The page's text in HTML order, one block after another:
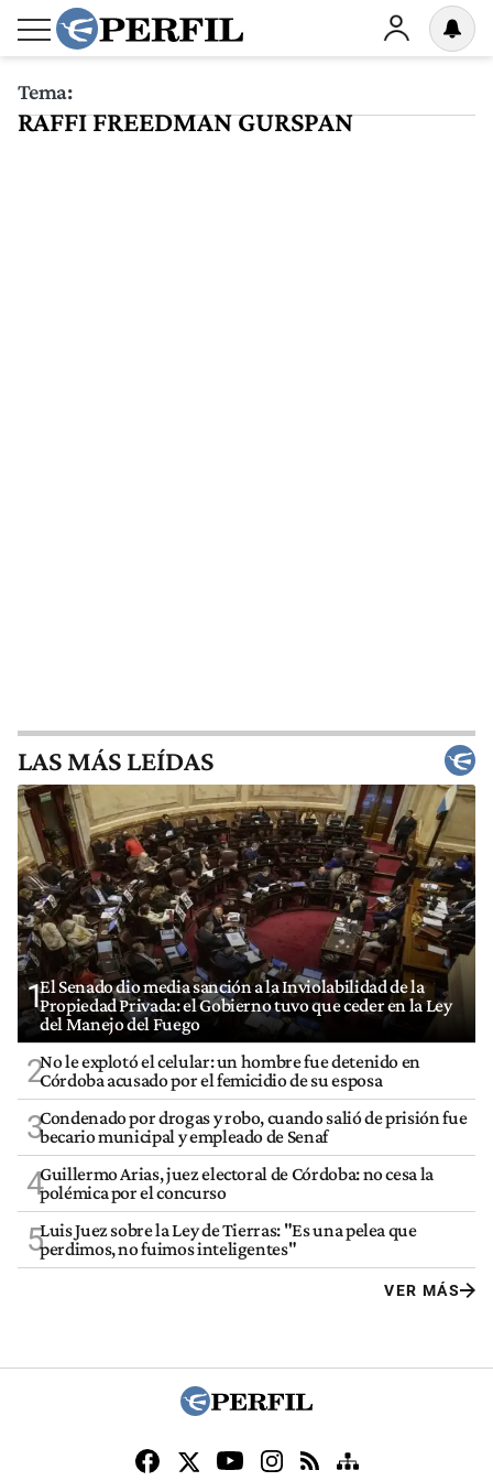
Tema:
RAFFI FREEDMAN GURSPAN
LAS MÁS LEÍDAS
1El Senado dio media sanción a la Inviolabilidad de la
Propiedad Privada: el Gobierno tuvo que ceder en la Ley
del Manejo del Fuego
2No le explotó el celular: un hombre fue detenido en
Córdoba acusado por el femicidio de su esposa
3Condenado por drogas y robo, cuando salió de prisión fue
becario municipal y empleado de Senaf
4Guillermo Arias, juez electoral de Córdoba: no cesa la
polémica por el concurso
5Luis Juez sobre la Ley de Tierras: "Es una pelea que
perdimos, no fuimos inteligentes"
VER MÁS